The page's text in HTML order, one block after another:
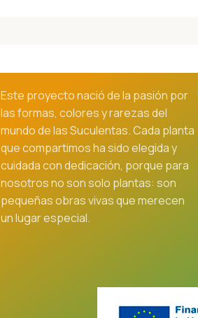
Este proyecto nació de la pasión por
las formas, colores y rarezas del
mundo de las Suculentas. Cada planta
que compartimos ha sido elegida y
cuidada con dedicación, porque para
nosotros no son solo plantas: son
pequeñas obras vivas que merecen
un lugar especial.